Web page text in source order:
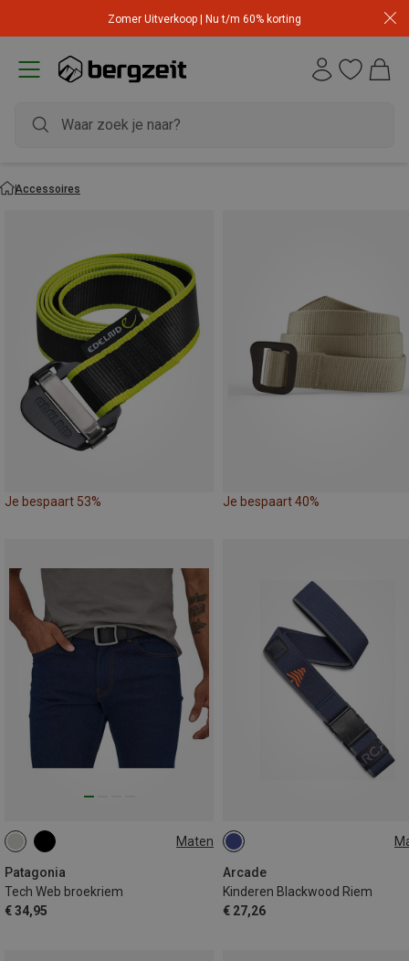
Zomer Uitverkoop | Nu t/m 60% korting
Accessoires
Je bespaart 53% Je bespaart 40%
Maten
Patagonia
Tech Web broekriem
€ 34,95
ONE SIZE
Arcade
Kinderen Blackwood Riem
€ 27,26
ONE SIZE